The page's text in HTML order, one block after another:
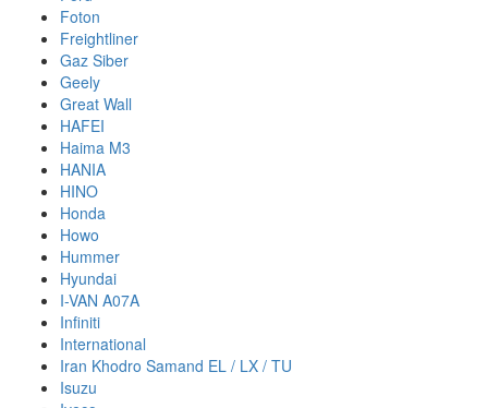
Foton
Freightliner
Gaz Siber
Geely
Great Wall
HAFEI
Haima M3
HANIA
HINO
Honda
Howo
Hummer
Hyundai
I-VAN A07A
Infiniti
International
Iran Khodro Samand EL / LX / TU
Isuzu